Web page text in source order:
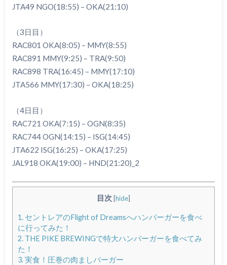
JTA49 NGO(18:55) – OKA(21:10)
（3日目）
RAC801 OKA(8:05) – MMY(8:55)
RAC891 MMY(9:25) – TRA(9:50)
RAC898 TRA(16:45) – MMY(17:10)
JTA566 MMY(17:30) – OKA(18:25)
（4日目）
RAC721 OKA(7:15) – OGN(8:35)
RAC744 OGN(14:15) – ISG(14:45)
JTA622 ISG(16:25) – OKA(17:25)
JAL918 OKA(19:00) – HND(21:20)_2
目次 [hide]
1.セントレアのFlight of Dreamsへハンバーガーを食べ
に行ってみた！
2.THE PIKE BREWINGで特大ハンバーガーを食べてみ
た！
3.実食！圧巻の肉ましバーガー